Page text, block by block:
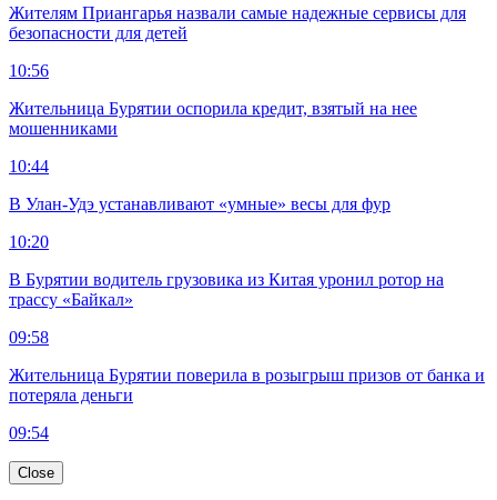
Жителям Приангарья назвали самые надежные сервисы для
безопасности для детей
10:56
Жительница Бурятии оспорила кредит, взятый на нее
мошенниками
10:44
В Улан-Удэ устанавливают «умные» весы для фур
10:20
В Бурятии водитель грузовика из Китая уронил ротор на
трассу «Байкал»
09:58
Жительница Бурятии поверила в розыгрыш призов от банка и
потеряла деньги
09:54
Close